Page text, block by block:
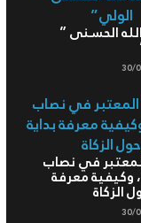
الحسنى ”
30/
في نصاب
وكيفية معرفة
الزكاة
30/